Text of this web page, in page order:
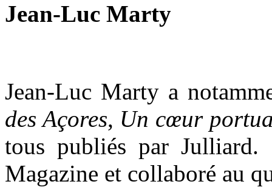
Jean-Luc Marty
Jean-Luc Marty a
des Açores, Un cœur
tous publiés par
Magazine et collaboré au